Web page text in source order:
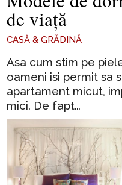
de viață
CASĂ & GRĂDINĂ
Asa cum stim pe
oameni isi permit sa
apartament micut,
mici. De fapt…